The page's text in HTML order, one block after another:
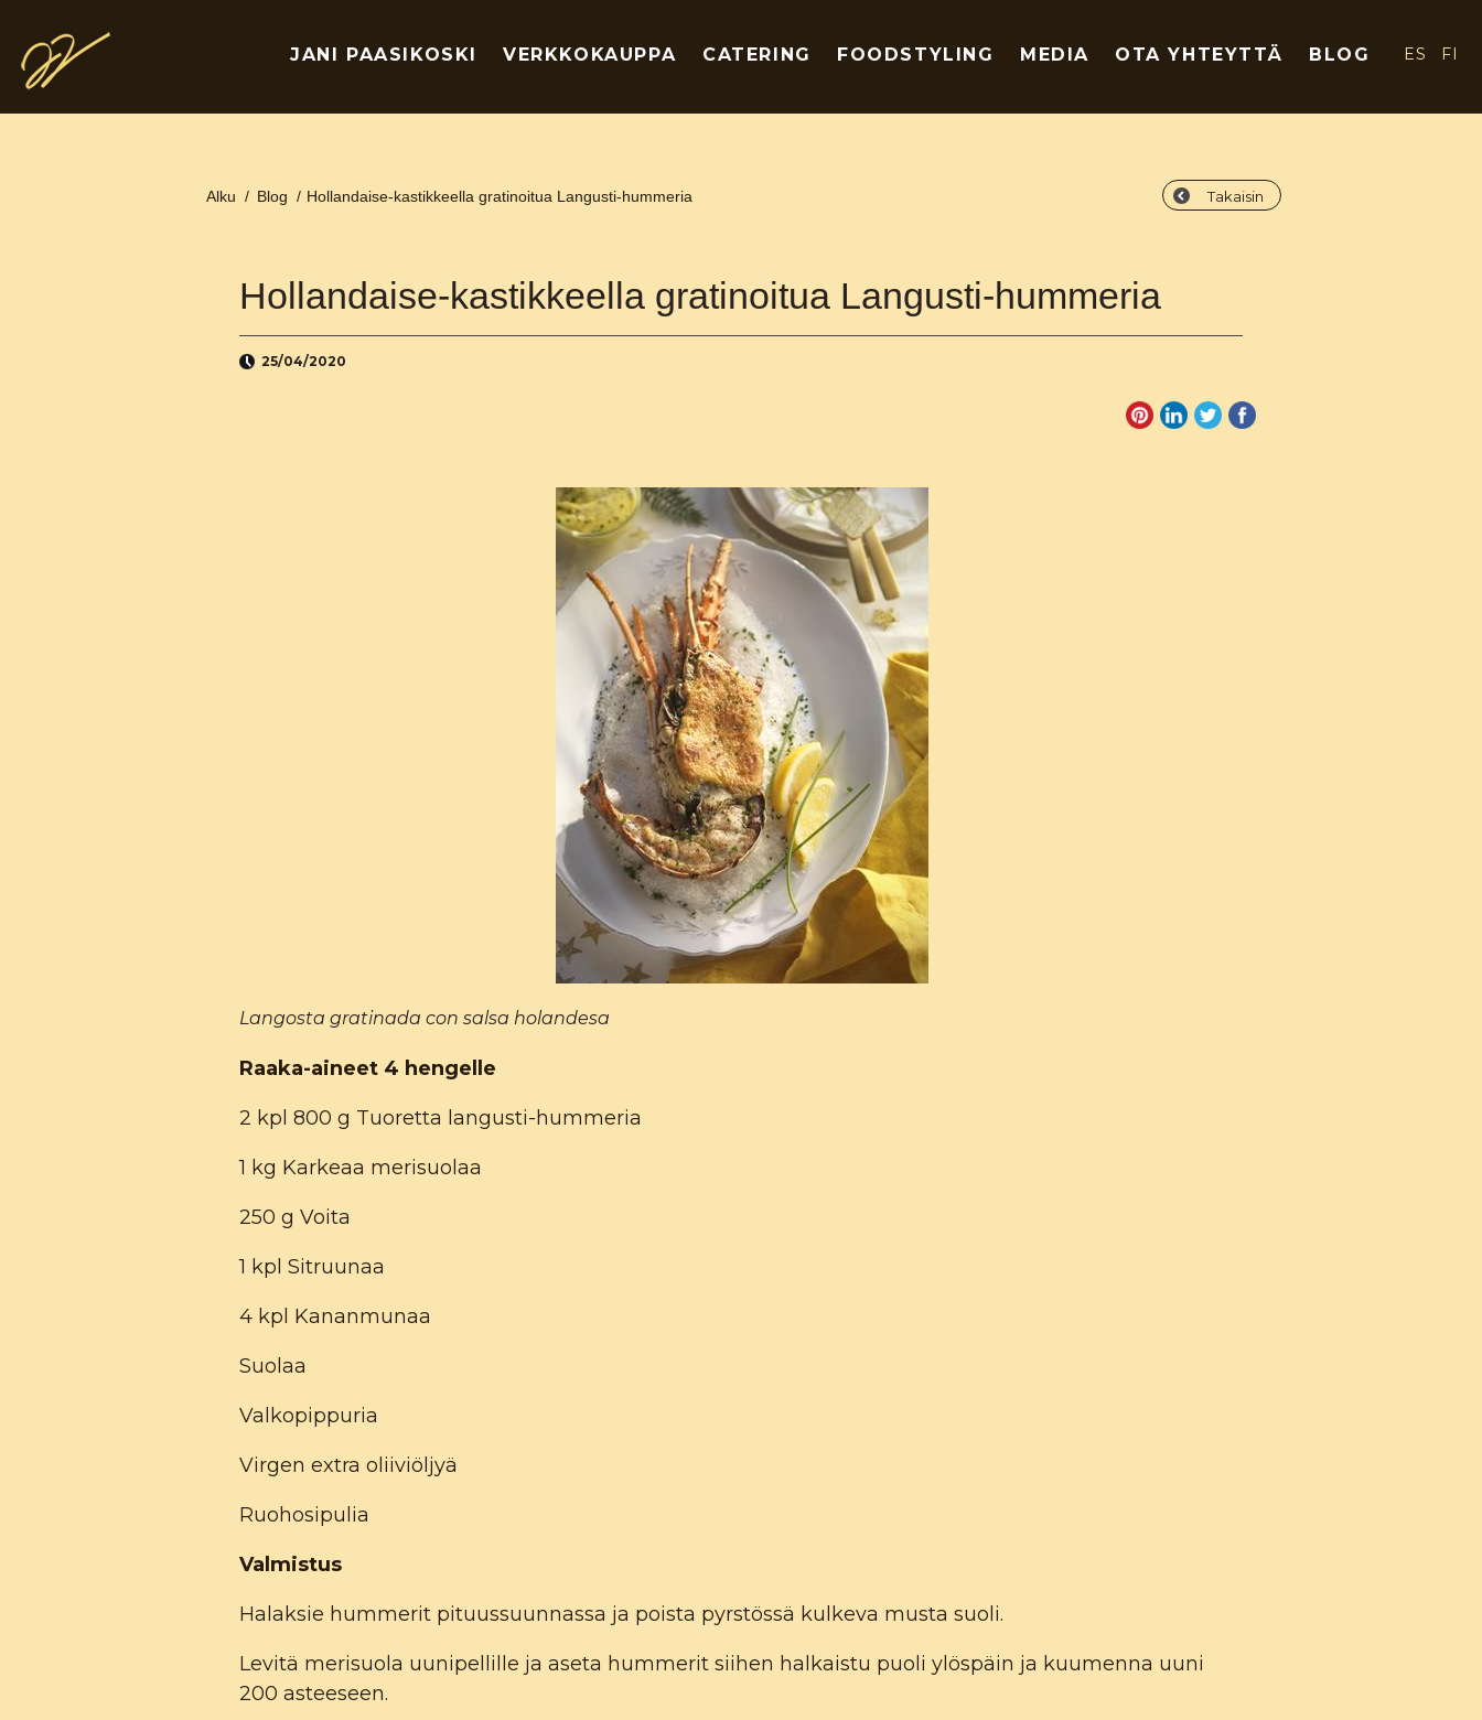
ES FI
JANI PAASIKOSKI VERKKOKAUPPA CATERING FOODSTYLING MEDIA OTA YHTEYTTÄ BLOG
Alku / Blog / Hollandaise-kastikkeella gratinoitua Langusti-hummeria Takaisin
Hollandaise-kastikkeella gratinoitua Langusti-hummeria
25/04/2020
Langosta gratinada con salsa holandesa
Raaka-aineet 4 hengelle
2 kpl 800 g Tuoretta langusti-hummeria
1 kg Karkeaa merisuolaa
250 g Voita
1 kpl Sitruunaa
4 kpl Kananmunaa
Suolaa
Valkopippuria
Virgen extra oliiviöljyä
Ruohosipulia
Valmistus
Halaksie hummerit pituussuunnassa ja poista pyrstössä kulkeva musta suoli.
Levitä merisuola uunipellille ja aseta hummerit siihen halkaistu puoli ylöspäin ja kuumenna uuni
200 asteeseen.